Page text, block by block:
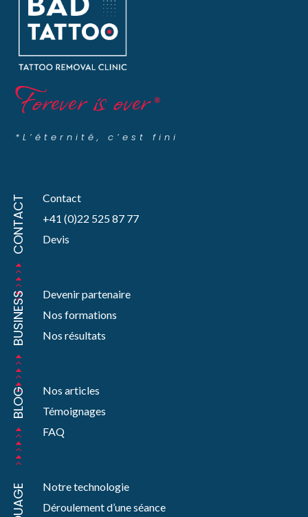
Forever is over*
*L’éternité, c’est fini
CONTACT
Contact
+41 (0)22 525 87 77
Devis
BUSINESS
Devenir partenaire
Nos formations
Nos résultats
BLOG
Nos articles
Témoignages
FAQ
Notre technologie
Déroulement d’une séance